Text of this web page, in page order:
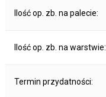
Ilość op. zb. na palecie:
Ilość op. zb. na warstwie:
Termin przydatności: